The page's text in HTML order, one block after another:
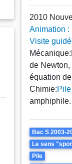
2010
Animation :
Visite
de Newton,
équation
Chimie:
amphiphile.
Theme
Bac S 2003-
Le sens
Pile